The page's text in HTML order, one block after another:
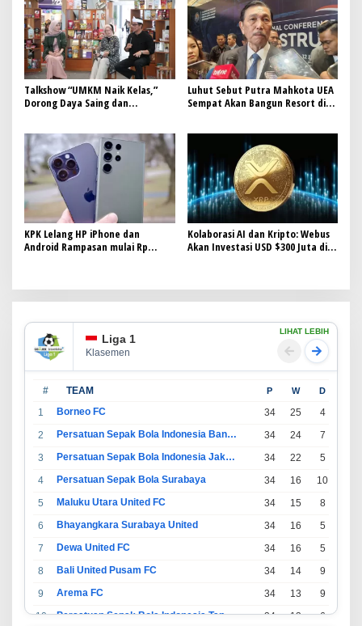
Talkshow “UMKM Naik Kelas,”
Dorong Daya Saing dan
Luhut Sebut Putra Mahkota UEA
Sempat Akan Bangun Resort di
KPK Lelang HP iPhone dan
Android Rampasan mulai Rp
Kolaborasi AI dan Kripto: Webus
Akan Investasi USD $300 Juta di
Liga 1
Klasemen
LIHAT LEBIH
# TEAM P W D
1 Borneo FC 34 25 4
2
Persatuan Sepak Bola Indonesia Bandung 34 24 7
3
Persatuan Sepak Bola Indonesia Jakarta 34 22 5
4
Persatuan Sepak Bola Surabaya 34 16 10
5
Maluku Utara United FC 34 15 8
6
Bhayangkara Surabaya United 34 16 5
7
Dewa United FC 34 16 5
8
Bali United Pusam FC 34 14 9
9
Arema FC 34 13 9
10
Persatuan Sepak Bola Indonesia Tangerang 34 13 6